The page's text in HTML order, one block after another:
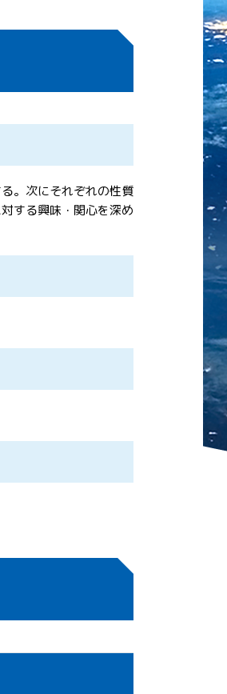
。次にそれぞれの性質
する興味・関心を深め